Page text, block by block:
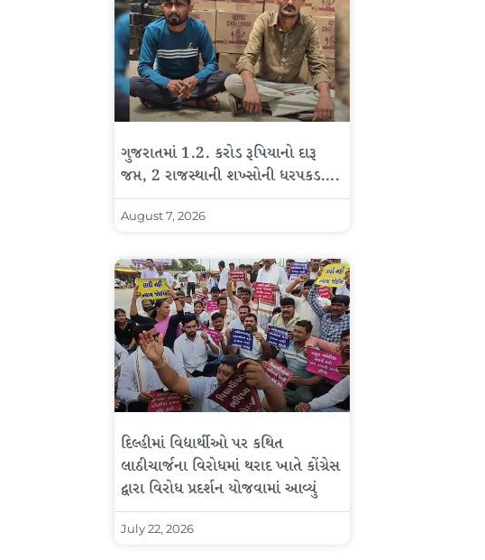
ગુજરાતમાં 1.2. કરોડ રૂપિયાનો દારૂ
જપ્ત, 2 રાજસ્થાની શખ્સોની ધરપકડ….
August 7, 2026
દિલ્હીમાં વિદ્યાર્થીઓ પર કથિત
લાઠીચાર્જના વિરોધમાં થરાદ ખાતે કોંગ્રેસ
દ્વારા વિરોધ પ્રદર્શન યોજવામાં આવ્યું
July 22, 2026